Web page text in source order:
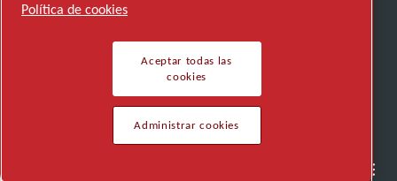
tecnología que transforma el futuro.
Visita la web de Atlas Copco Group
Parte de Atlas Copco Group
© 2026 Copyright. Todos los derechos reservados.
Política de cookies
Aceptar todas las
cookies
Administrar cookies